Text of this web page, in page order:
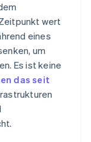
wert
eines
um
Es ist keine
das seit